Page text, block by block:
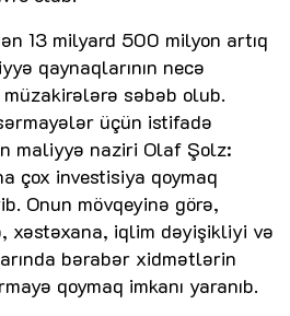
13 milyard 500 milyon artıq
qaynaqlarının necə
səbəb olub.
üçün istifadə
maliyyə naziri Olaf Şolz:
çox investisiya qoymaq
Onun mövqeyinə görə,
xəstəxana, iqlim dəyişikliyi və
bərabər xidmətlərin
qoymaq imkanı yaranıb.